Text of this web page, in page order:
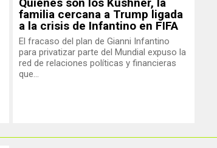
familia cercana a Trump ligada
a la crisis de Infantino en FIFA
El fracaso del plan de Gianni Infantino
para privatizar parte del Mundial expuso la
red de relaciones políticas y financieras
que...